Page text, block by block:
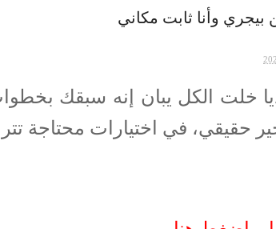
وأنا ثابت مكاني
خلت الكل يبان إنه سبقك
حقيقي، في اختيارات محتاجة